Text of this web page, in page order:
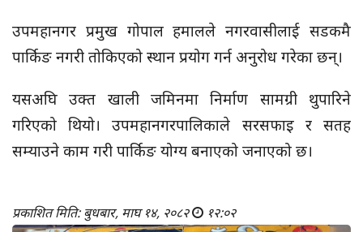
उपमहानगर प्रमुख गोपाल हमालले नगरवासीलाई सडकमै
पार्किङ नगरी तोकिएको स्थान प्रयोग गर्न अनुरोध गरेका छन्।
यसअघि उक्त खाली जमिनमा निर्माण सामग्री थुपारिने
गरिएको थियो। उपमहानगरपालिकाले सरसफाइ र सतह
सम्याउने काम गरी पार्किङ योग्य बनाएको जनाएको छ।
प्रकाशित मिति: बुधबार, माघ १४, २०८२ १२:०२